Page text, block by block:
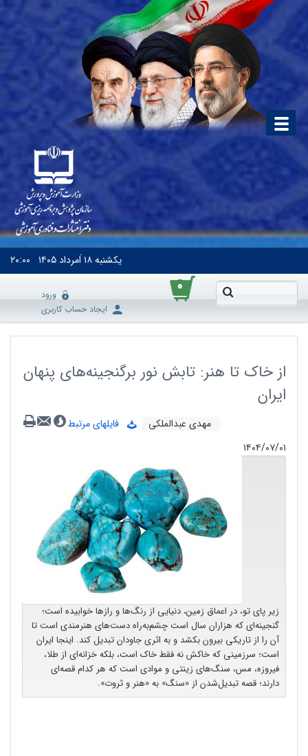
یکشنبه۱۸ اَمرداد ۱۴۰۵ ۲۰:۰۰
۰
ورود
ایجاد حساب کاربری
از خاک تا هنر: تابش نور برگنجینه‌های پنهان
ایران
مهدی عبدالملکی
فایلهای مرتبط
۱۴۰۴/۰۷/۰۱
زیر پای تو، در اعماق زمین، دنیایی از رنگ‌ها و رازها خوابیده است؛
گنجینه‌ای که هزاران سال است چشم‌به‌راه دست‌های هنرمندی است تا
آن را از تاریکی بیرون بکشد و به اثری جاودان تبدیل کند. اینجا ایران
است؛ سرزمینی که خاکش نه‌ فقط خاک است، بلکه خزانه‌ای از طلا،
فیروزه، مس، سنگ‌های زینتی و موادی است که هر کدام قصه‌ای
دارند؛ قصه تبدیل‌شدن از «سنگ» به «هنر و ثروت».